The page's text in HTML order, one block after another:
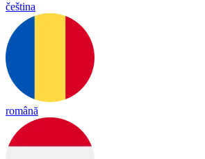
čeština
română